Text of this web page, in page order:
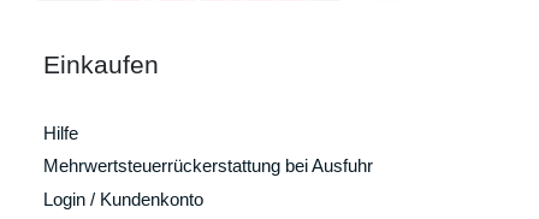
Einkaufen
Hilfe
Mehrwertsteuerrückerstattung bei Ausfuhr
Login / Kundenkonto